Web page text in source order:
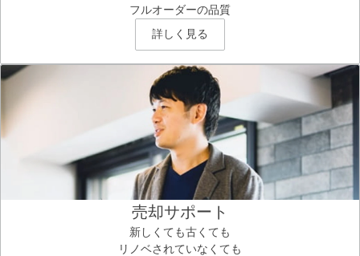
フルオーダーの品質
詳しく見る
売却サポート
新しくても古くても
リノベされていなくても